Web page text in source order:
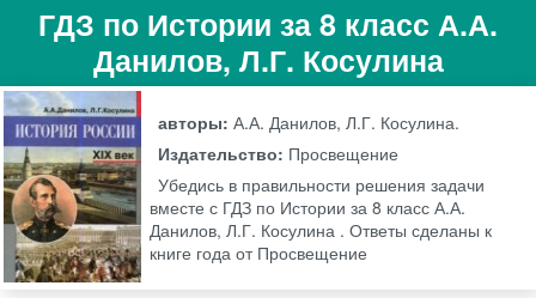
ГДЗ по Истории за 8 класс А.А.
Данилов, Л.Г. Косулина
авторы:А.А. Данилов, Л.Г. Косулина.
Издательство: Просвещение
Убедись в правильности решения задачи
вместе с ГДЗ по Истории за 8 класс А.А.
Данилов, Л.Г. Косулина . Ответы сделаны к
книге года от Просвещение